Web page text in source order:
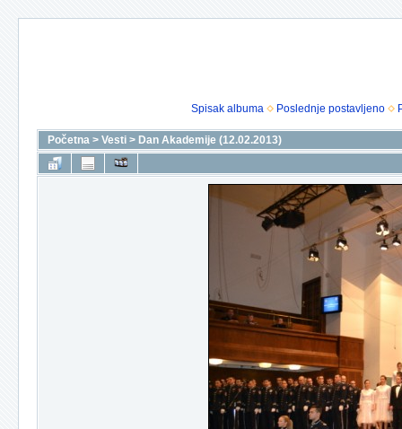
Spisak albuma Poslednje postavljeno
Početna > Vesti > Dan Akademije (12.02.2013)